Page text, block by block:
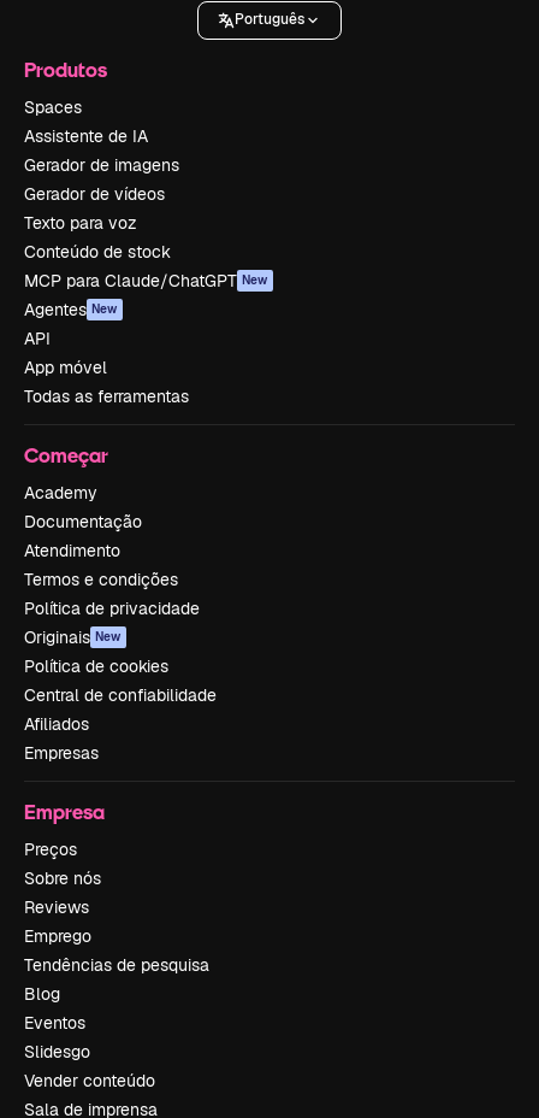
Português
Produtos
Spaces
Assistente de IA
Gerador de imagens
Gerador de vídeos
Texto para voz
Conteúdo de stock
MCP para Claude/ChatGPT New
Agentes New
API
App móvel
Todas as ferramentas
Começar
Academy
Documentação
Atendimento
Termos e condições
Política de privacidade
Originais New
Política de cookies
Central de confiabilidade
Afiliados
Empresas
Empresa
Preços
Sobre nós
Reviews
Emprego
Tendências de pesquisa
Blog
Eventos
Slidesgo
Vender conteúdo
Sala de imprensa